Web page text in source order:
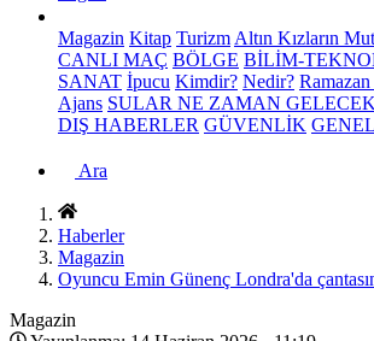
Magazin Kitap Turizm Altın Kızların
CANLI MAÇ BÖLGE BİLİM-
SANAT İpucu Kimdir? Nedir?
Ajans SULAR NE ZAMAN
DIŞ HABERLER GÜVENLİK GENEL
Ara
Haberler
Magazin
Oyuncu Emin Günenç Londra'da
Magazin